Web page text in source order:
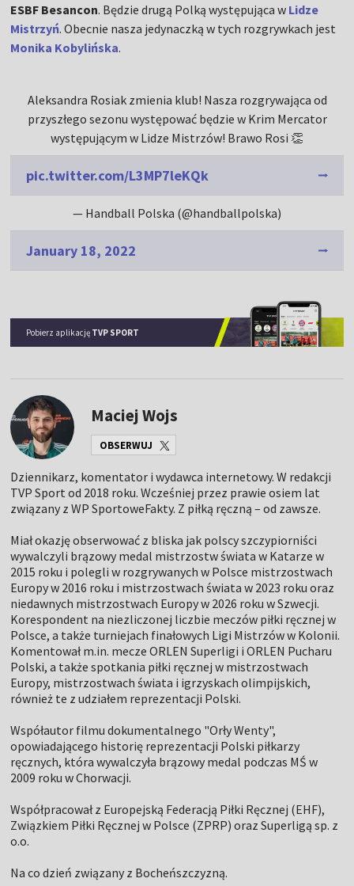
ESBF Besancon. Będzie drugą Polką występująca w Lidze
Mistrzyń. Obecnie nasza jedynaczką w tych rozgrywkach jest
Monika Kobylińska.
Aleksandra Rosiak zmienia klub! Nasza rozgrywająca od
przyszłego sezonu występować będzie w Krim Mercator
występującym w Lidze Mistrzów! Brawo Rosi 👏
pic.twitter.com/L3MP7leKQk
— Handball Polska (@handballpolska)
January 18, 2022
Pobierz aplikację TVP SPORT
Maciej Wojs
OBSERWUJ
Dziennikarz, komentator i wydawca internetowy. W redakcji
TVP Sport od 2018 roku. Wcześniej przez prawie osiem lat
związany z WP SportoweFakty. Z piłką ręczną – od zawsze.
Miał okazję obserwować z bliska jak polscy szczypiorniści
wywalczyli brązowy medal mistrzostw świata w Katarze w
2015 roku i polegli w rozgrywanych w Polsce mistrzostwach
Europy w 2016 roku i mistrzostwach świata w 2023 roku oraz
niedawnych mistrzostwach Europy w 2026 roku w Szwecji.
Korespondent na niezliczonej liczbie meczów piłki ręcznej w
Polsce, a także turniejach finałowych Ligi Mistrzów w Kolonii.
Komentował m.in. mecze ORLEN Superligi i ORLEN Pucharu
Polski, a także spotkania piłki ręcznej w mistrzostwach
Europy, mistrzostwach świata i igrzyskach olimpijskich,
również te z udziałem reprezentacji Polski.
Współautor filmu dokumentalnego "Orły Wenty",
opowiadającego historię reprezentacji Polski piłkarzy
ręcznych, która wywalczyła brązowy medal podczas MŚ w
2009 roku w Chorwacji.
Współpracował z Europejską Federacją Piłki Ręcznej (EHF),
Związkiem Piłki Ręcznej w Polsce (ZPRP) oraz Superligą sp. z
o.o.
Na co dzień związany z Bocheńszczyzną.